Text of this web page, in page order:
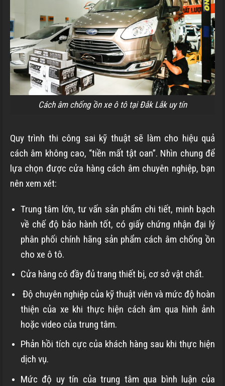
Cách âm chống ồn xe ô tô tại Đắk Lắk uy tín
Quy trình thi công sai kỹ thuật sẽ làm cho hiệu quả
cách âm không cao, “tiền mất tật oan”. Nhìn chung để
lựa chọn được cửa hàng cách âm chuyên nghiệp, bạn
nên xem xét:
Trung tâm lớn, tư vấn sản phẩm chi tiết, minh bạch
về chế độ bảo hành tốt, có giấy chứng nhận đại lý
phân phối chính hãng sản phẩm cách âm chống ồn
cho xe ô tô.
Cửa hàng có đầy đủ trang thiết bị, cơ sở vật chất.
Độ chuyên nghiệp của kỹ thuật viên và mức độ hoàn
thiện của xe khi thực hiện cách âm qua hình ảnh
hoặc video của trung tâm.
Phản hồi tích cực của khách hàng sau khi thực hiện
dịch vụ.
Mức độ uy tín của trung tâm qua bình luận của